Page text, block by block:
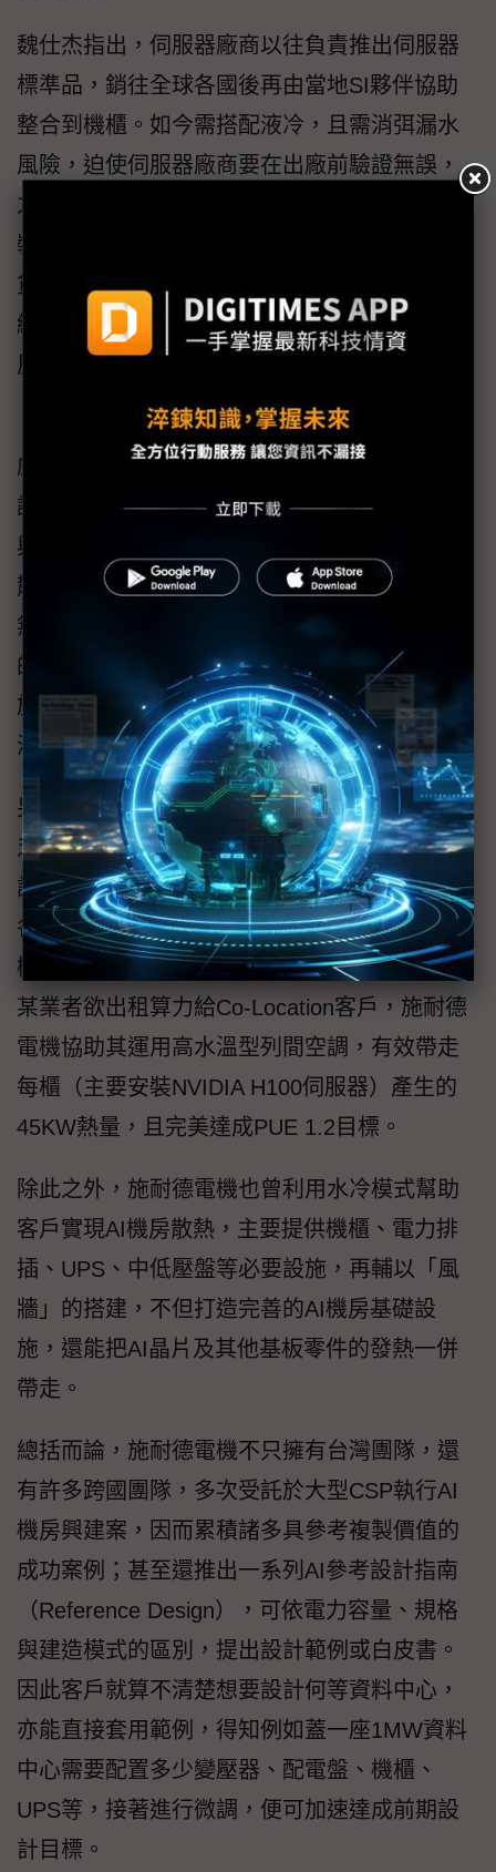
魏仕杰指出，伺服器廠商以往負責推出伺服器
標準品，銷往全球各國後再由當地SI夥伴協助
整合到機櫃。如今需搭配液冷，且需消弭漏水
風險，迫使伺服器廠商要在出廠前驗證無誤，
之後再以整櫃L11方式出貨，意即一座機櫃裡已
裝好伺服器、PDU及分水管路。甚至當整櫃出
貨到現場後，伺服器廠商亦需協助串接眾多纜
線，如某業者曾出貨至挪威66櫃規模的AI機
房，竟需要串接8,000條線路。
「不太可能有台廠願意投入二十多人、遠赴挪
威駐點兩個月，只為執行接線工程」魏仕杰強
調，施耐德電機作為全球性公司，一來在設計
與規劃上，協助業者將伺服器、機櫃、配電與
散熱等設備整合成完整的資料中心架構；二來
無論銷售至哪一國，施耐德電機皆可安排適合
的團隊，在兼顧施工品質與在地合規性下展開
施工進程，協助業者快速解決交付難題、拓展
海外生意。
另以台灣的IDC業者、機電廠商來說，仍普遍缺
乏AI機房建造經驗。所以施耐德電機一樣透過
設計、選址、選型、施工、維運到永續規劃等
各個階段提供完整協助。截至目前，施耐德電
機已協助多家台灣業者建構AI資料中心，例如
某業者欲出租算力給Co-Location客戶，施耐德
電機協助其運用高水溫型列間空調，有效帶走
每櫃（主要安裝NVIDIA H100伺服器）產生的
45KW熱量，且完美達成PUE 1.2目標。
除此之外，施耐德電機也曾利用水冷模式幫助
客戶實現AI機房散熱，主要提供機櫃、電力排
插、UPS、中低壓盤等必要設施，再輔以「風
牆」的搭建，不但打造完善的AI機房基礎設
施，還能把AI晶片及其他基板零件的發熱一併
帶走。
總括而論，施耐德電機不只擁有台灣團隊，還
有許多跨國團隊，多次受託於大型CSP執行AI
機房興建案，因而累積諸多具參考複製價值的
成功案例；甚至還推出一系列AI參考設計指南
（Reference Design），可依電力容量、規格
與建造模式的區別，提出設計範例或白皮書。
因此客戶就算不清楚想要設計何等資料中心，
亦能直接套用範例，得知例如蓋一座1MW資料
中心需要配置多少變壓器、配電盤、機櫃、
UPS等，接著進行微調，便可加速達成前期設
計目標。